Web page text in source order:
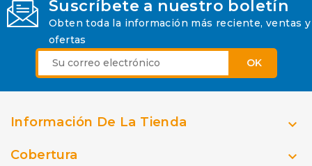
Suscríbete a nuestro boletín
Obten toda la información más reciente, ventas y
ofertas
Información De La Tienda 
Cobertura 